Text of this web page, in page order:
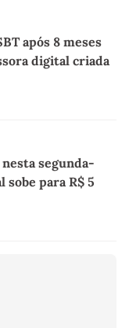
após 8 meses
digital criada
segunda-
para R$ 5